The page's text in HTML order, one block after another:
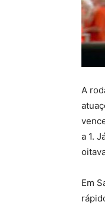
A
a 1.
Em